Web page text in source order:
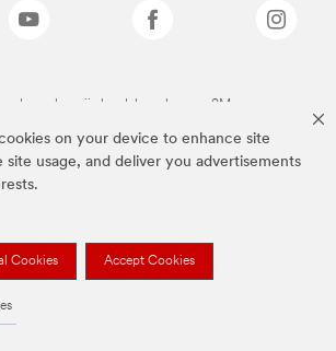
on your device to enhance site
site usage, and deliver you advertisements
Cookies Accept Cookies
merken zijn handelsmerken van 3M.we